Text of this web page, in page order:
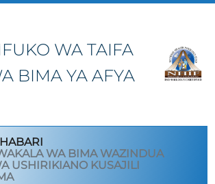
WA TAIFA
BIMA YA AFYA
HABARI
WA BIMA WAZINDUA
USHIRIKIANO KUSAJILI